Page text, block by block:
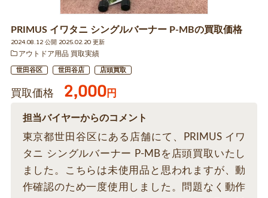
PRIMUS イワタニ シングルバーナー P-MBの買取価格
2024.08.12 公開 2025.02.20 更新
アウトドア用品 買取実績
世田谷区 世田谷店 店頭買取
買取価格 2,000円
担当バイヤーからのコメント
東京都世田谷区にある店舗にて、PRIMUS イワ
タニ シングルバーナー P-MBを店頭買取いたし
ました。こちらは未使用品と思われますが、動
作確認のため一度使用しました。問題なく動作